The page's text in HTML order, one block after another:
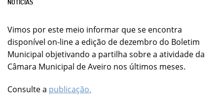
Vimos por este meio informar que se encontra
disponível on-line a edição de dezembro do Boletim
Municipal objetivando a partilha sobre a atividade da
Câmara Municipal de Aveiro nos últimos meses.
Consulte a publicação.